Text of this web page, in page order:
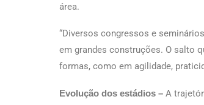
área.
“Diversos congressos e
em grandes construções. O salto
formas, como em agilidade,
Evolução dos estádios – A